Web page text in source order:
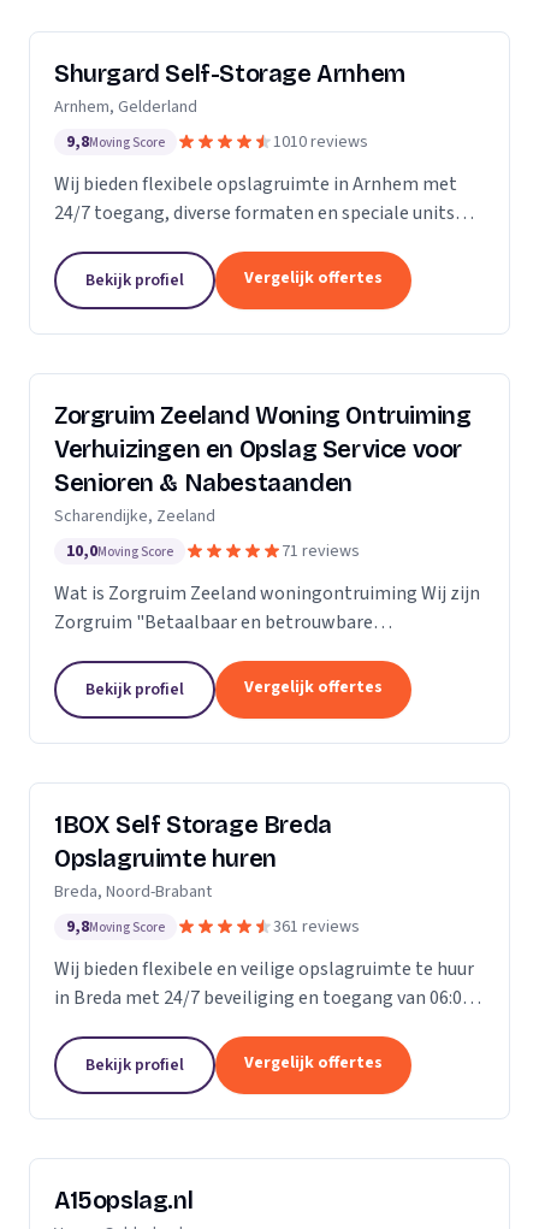
Shurgard Self-Storage Arnhem
Arnhem, Gelderland
9,8Moving Score 1010 reviews
Wij bieden flexibele opslagruimte in Arnhem met
24/7 toegang, diverse formaten en speciale units
opslag.Bekijk profiel Vergelijk offertes
Zorgruim Zeeland Woning Ontruiming
Verhuizingen en Opslag Service voor
Senioren & Nabestaanden
Scharendijke, Zeeland
10,0Moving Score 71 reviews
Wat is Zorgruim Zeeland woningontruiming Wij zijn
Zorgruim "Betaalbaar en betrouwbare
kleine verhuizingen.” Onze Kwaliteit is namelijk zo
ongelofelijk...
Bekijk profiel Vergelijk offertes
1BOX Self Storage Breda
Opslagruimte huren
Breda, Noord-Brabant
9,8Moving Score 361 reviews
Wij bieden flexibele en veilige opslagruimte te huur
in Breda met 24/7 beveiliging en toegang van 06:00
Bekijk profiel Vergelijk offertes
A15opslag.nl